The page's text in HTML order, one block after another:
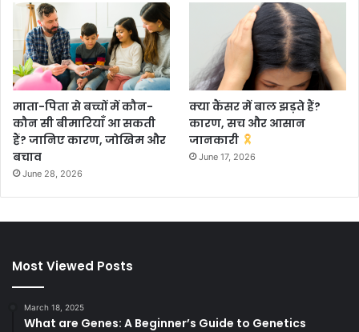
माता-पिता से बच्चों में कौन-
कौन सी बीमारियाँ आ सकती
हैं? जानिए कारण, जोखिम और
बचाव
June 28, 2026
क्या कैंसर में बाल झड़ते हैं?
कारण, सच और आसान
जानकारी
June 17, 2026
Most Viewed Posts
March 18, 2025
What are Genes: A Beginner’s Guide to Genetics